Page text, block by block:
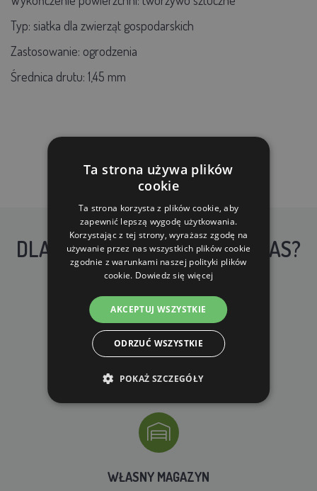
Typ: siatka dla zwierząt gospodarskich
Zastosowanie: ogrodzenia
Średnica drutu: 1,45 mm
DLACZEGO WARTO KUPIĆ U NAS?
DARMOWA WYSYŁKA
dla zamówień od 690 zł z VAT
WŁASNY MAGAZYN
Ta strona używa plików
cookie
Ta strona korzysta z plików cookie, aby
zapewnić lepszą wygodę użytkowania.
Korzystając z tej strony, wyrażasz zgodę na
używanie przez nas wszystkich plików cookie
zgodnie z warunkami naszej polityki plików
cookie. Dowiedz się więcej
AKCEPTUJ WSZYSTKIE
ODRZUĆ WSZYSTKIE
POKAŻ SZCZEGÓŁY